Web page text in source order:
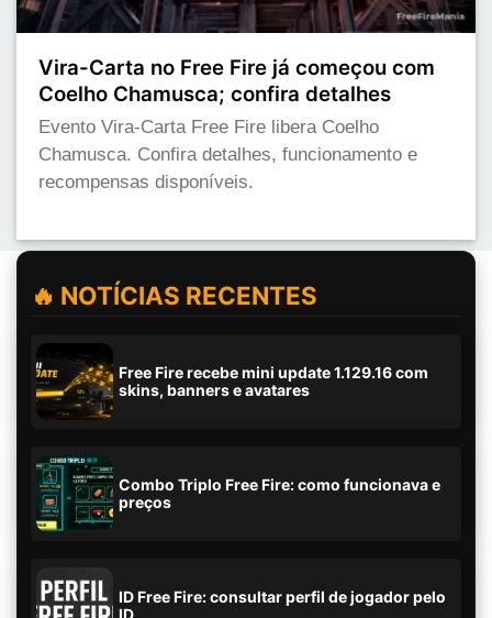
Vira-Carta no Free Fire já começou com
Coelho Chamusca; confira detalhes
Evento Vira-Carta Free Fire libera Coelho
Chamusca. Confira detalhes, funcionamento e
recompensas disponíveis.
🔥 NOTÍCIAS RECENTES
Free Fire recebe mini update 1.129.16 com
skins, banners e avatares
Combo Triplo Free Fire: como funcionava e
preços
ID Free Fire: consultar perfil de jogador pelo